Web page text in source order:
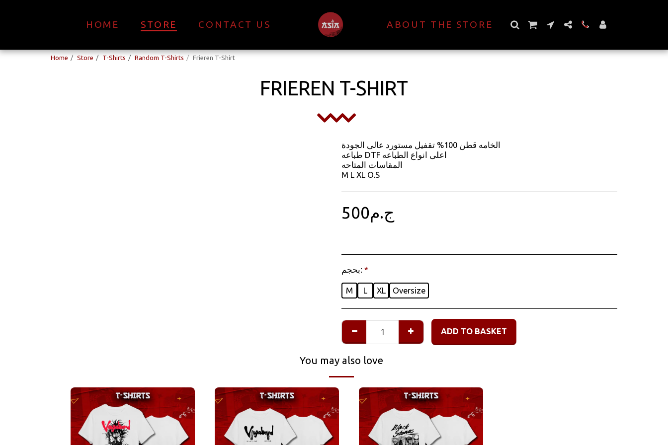
HOME STORE CONTACT US ABOUT THE STORE
Home Store T-Shirts Random T-Shirts Frieren T-Shirt
FRIEREN T-SHIRT
الخامه قطن 100% تقفيل مستورد عالى الجودة
طباعه DTF اعلى انواع الطباعه
المقاسات المتاحه
M L XL O.S
ج.م500
بحجم: *
M L XL Oversize
ADD TO BASKET
You may also love